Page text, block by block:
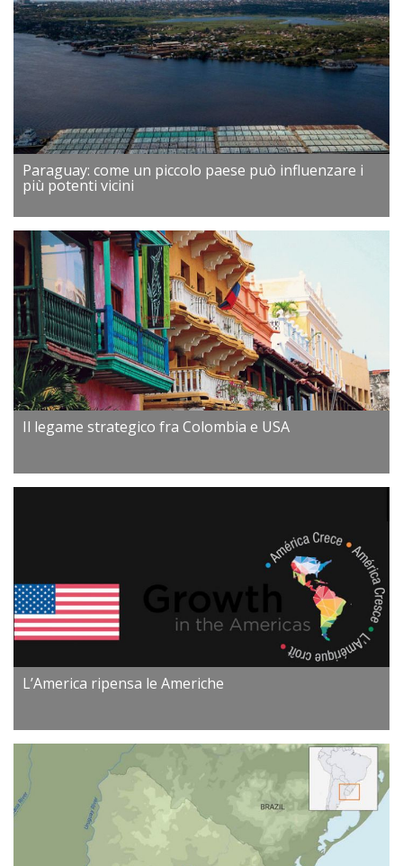
Paraguay: come un piccolo paese può influenzare i
più potenti vicini
Il legame strategico fra Colombia e USA
L’America ripensa le Americhe